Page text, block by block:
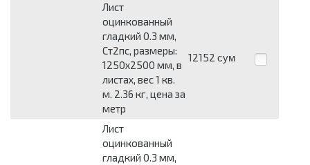
Лист
оцинкованный
гладкий 0.3 мм,
Ст2пс, размеры:
1250x2500 мм, в
листах, вес 1 кв.
м. 2.36 кг, цена за
метр
12152 сум
Лист
оцинкованный
гладкий 0.3 мм,